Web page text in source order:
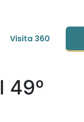
Visita 360
49º